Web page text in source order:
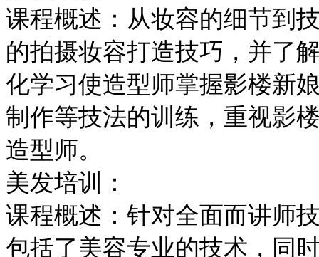
课程概述：从妆容的细节到
的拍摄妆容打造技巧，并了
化学习使造型师掌握影楼新
制作等技法的训练，重视影
造型师。
美发培训：
课程概述：针对全面而讲师
包括了美容专业的技术，同